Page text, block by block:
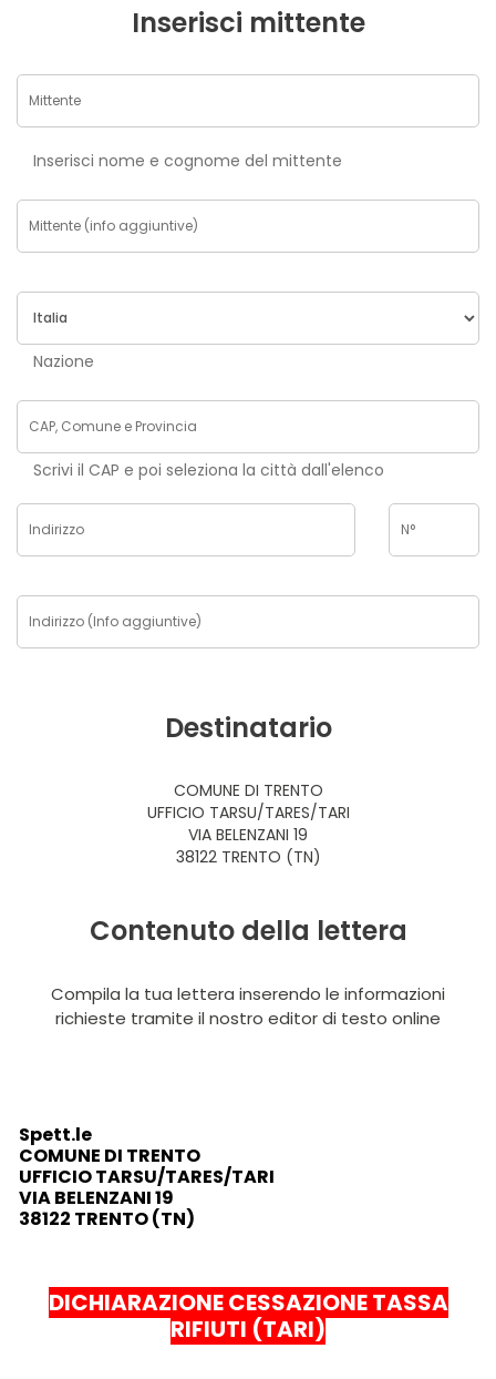
Inserisci mittente
Inserisci nome e cognome del mittente
Nazione
Scrivi il CAP e poi seleziona la città dall'elenco
Destinatario
COMUNE DI TRENTO
UFFICIO TARSU/TARES/TARI
VIA BELENZANI 19
38122 TRENTO (TN)
Contenuto della lettera
Compila la tua lettera inserendo le informazioni
richieste tramite il nostro editor di testo online
Spett.le
COMUNE DI TRENTO
UFFICIO TARSU/TARES/TARI
VIA BELENZANI 19
38122 TRENTO (TN)
DICHIARAZIONE CESSAZIONE TASSA
RIFIUTI (TARI)